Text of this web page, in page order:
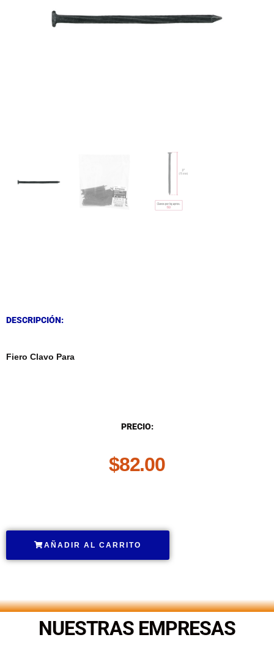
DESCRIPCIÓN:
Fiero Clavo Para
PRECIO:
$82.00
AÑADIR AL CARRITO
NUESTRAS EMPRESAS